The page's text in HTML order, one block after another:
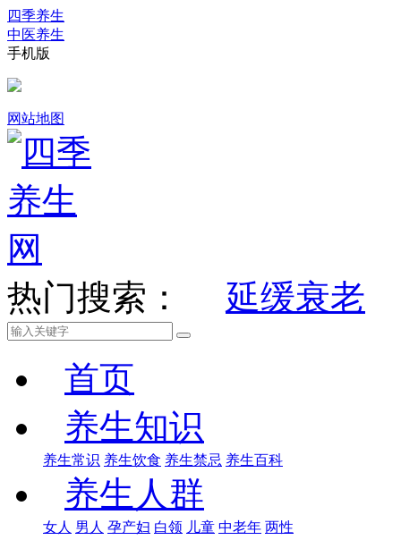
四季养生
中医养生
手机版
网站地图
热门搜索： 延缓衰老
首页
养生知识
养生常识 养生饮食 养生禁忌 养生百科
养生人群
女人 男人 孕产妇 白领 儿童 中老年 两性